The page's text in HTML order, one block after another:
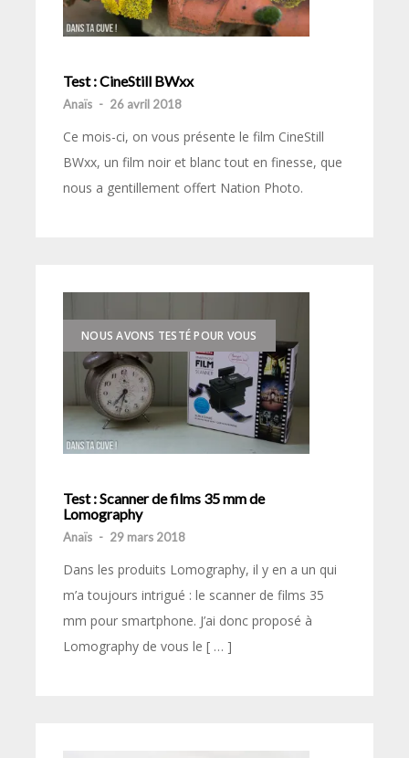
Test : CineStill BWxx
Anaïs - 26 avril 2018
Ce mois-ci, on vous présente le film CineStill
BWxx, un film noir et blanc tout en finesse, que
nous a gentillement offert Nation Photo.
NOUS AVONS TESTÉ POUR VOUS
Test : Scanner de films 35 mm de
Lomography
Anaïs - 29 mars 2018
Dans les produits Lomography, il y en a un qui
m’a toujours intrigué : le scanner de films 35
mm pour smartphone. J’ai donc proposé à
Lomography de vous le [ … ]